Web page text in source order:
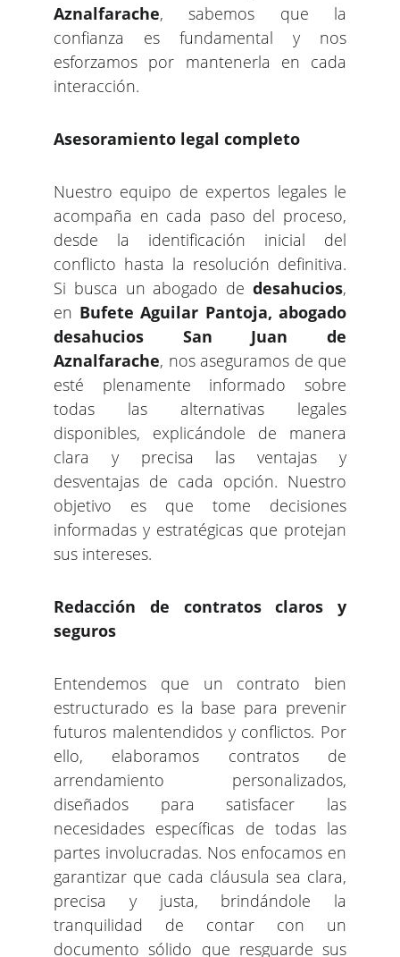
Aznalfarache, sabemos que la
confianza es fundamental y nos
esforzamos por mantenerla en cada
interacción.
Asesoramiento legal completo
Nuestro equipo de expertos legales le
acompaña en cada paso del proceso,
desde la identificación inicial del
conflicto hasta la resolución definitiva.
Si busca un abogado de desahucios,
en Bufete Aguilar Pantoja, abogado
desahucios San Juan de
Aznalfarache, nos aseguramos de que
esté plenamente informado sobre
todas las alternativas legales
disponibles, explicándole de manera
clara y precisa las ventajas y
desventajas de cada opción. Nuestro
objetivo es que tome decisiones
informadas y estratégicas que protejan
sus intereses.
Redacción de contratos claros y
seguros
Entendemos que un contrato bien
estructurado es la base para prevenir
futuros malentendidos y conflictos. Por
ello, elaboramos contratos de
arrendamiento personalizados,
diseñados para satisfacer las
necesidades específicas de todas las
partes involucradas. Nos enfocamos en
garantizar que cada cláusula sea clara,
precisa y justa, brindándole la
tranquilidad de contar con un
documento sólido que resguarde sus